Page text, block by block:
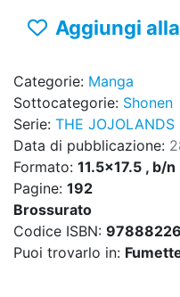
Aggiungi
Categorie: Manga
Sottocategorie: Shonen
Serie: THE JOJOLANDS
Data di pubblicazione:
Formato: 11.5x17.5 , b/n
Pagine: 192
Brossurato
Codice ISBN:
Puoi trovarlo in: